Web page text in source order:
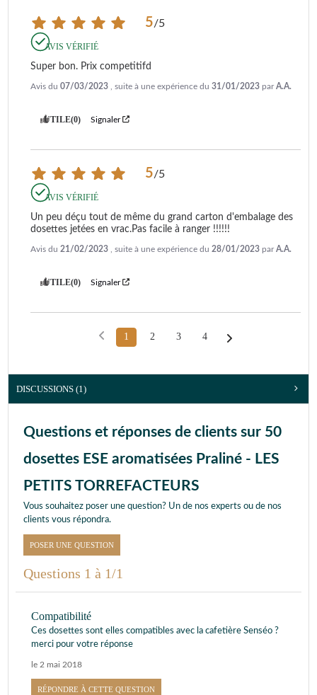
5/5
AVIS VÉRIFIÉ
Super bon. Prix competitifd
Avis du 07/03/2023 , suite à une expérience du 31/01/2023 parA.A.
UTILE(0) Signaler
5/5
AVIS VÉRIFIÉ
Un peu déçu tout de même du grand carton d'embalage des
dosettes jetées en vrac.Pas facile à ranger !!!!!!
Avis du 21/02/2023 , suite à une expérience du 28/01/2023 parA.A.
UTILE(0) Signaler
1 2 3 4
DISCUSSIONS (1)
Questions et réponses de clients sur 50
dosettes ESE aromatisées Praliné - LES
PETITS TORREFACTEURS
Vous souhaitez poser une question? Un de nos experts ou de nos
clients vous répondra.
POSER UNE QUESTION
Questions 1 à 1/1
Compatibilité
Ces dosettes sont elles compatibles avec la cafetière Senséo ?
merci pour votre réponse
le 2 mai 2018
RÉPONDRE À CETTE QUESTION